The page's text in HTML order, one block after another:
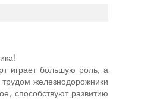
играет большую роль, а
железнодорожники
способствуют развитию